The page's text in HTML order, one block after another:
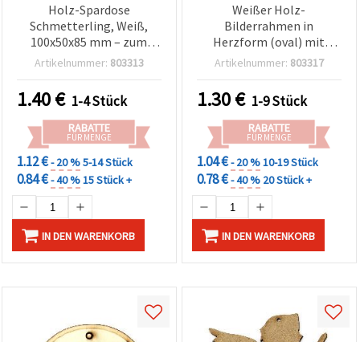
Holz-Spardose
Schmetterling, Weiß,
100x50x85 mm – zum
Basteln
Artikelnummer: 803313
1.40€ 1-4 Stück
RABATTE
FÜR MENGE
1.12 €- 20 %5-14 Stück
0.84 €- 40 %15 Stück +
IN DEN WARENKORB
Weißer Holz-
Bilderrahmen in
Herzform (oval) mit
Kordel zum Aufhängen,
Artikelnummer: 803317
1.30€ 1-9 Stück
RABATTE
FÜR MENGE
1.04 €- 20 %10-19 Stück
0.78 €- 40 % 20 Stück +
IN DEN WARENKORB